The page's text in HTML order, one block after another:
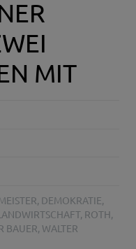
MIT
DEMOKRATIE
, ROTH
BAUER WALTER